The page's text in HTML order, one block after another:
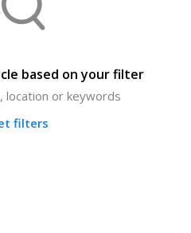
based on your filter
location or keywords
filters